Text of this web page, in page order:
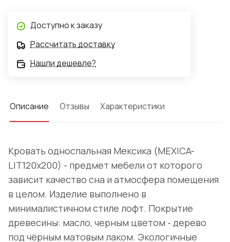
Доступно к заказу
Рассчитать доставку
Нашли дешевле?
Описание Отзывы Характеристики
Кровать односпальная Мексика (MEXICA-
LIT120х200) - предмет мебели от которого
зависит качество сна и атмосфера помещения
в целом. Изделие выполнено в
минималистичном стиле лофт. Покрытие
древесины: масло, черным цветом - дерево
под чёрным матовым лаком. Экологичные